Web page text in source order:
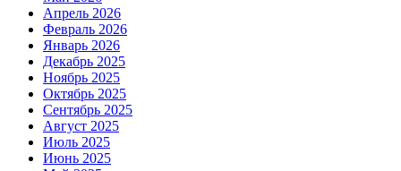
Апрель 2026
Февраль 2026
Январь 2026
Декабрь 2025
Ноябрь 2025
Октябрь 2025
Сентябрь 2025
Август 2025
Июль 2025
Июнь 2025